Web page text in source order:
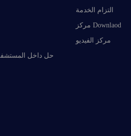
حل داخل
التزام الخدمة
مركز Downlaod
مركز الفيديو